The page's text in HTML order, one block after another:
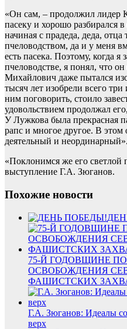
«Он сам, – продолжил
пасеку и хорошо разбирался
начиная с прадеда, деда, отца
пчеловодством, да и у меня
есть пасека. Поэтому, когда
пчеловодстве, я понял, что
Михайлович даже пытался
тысяч лет изобрели всего
ним поговорить, стоило
удовольствием продолжал
У Лужкова была прекрасная
рапс и многое другое. В
деятельный и неординарный».
«Поклонимся же его светлой
выступление Г.А. Зюганов.
Похожие новости
75-Й ГОДОВЩИНЕ
ОСВОБОЖДЕНИЯ
ФАШИСТСКИХ
Г.А. Зюганов: Идеалы
верх